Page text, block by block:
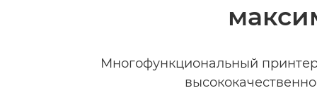
Многофункциональный